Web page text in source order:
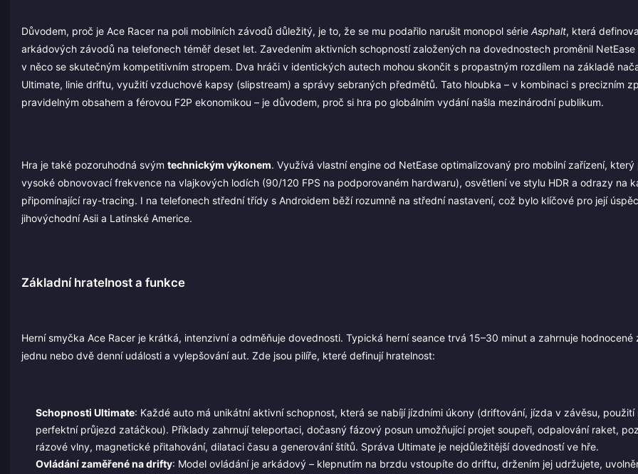
Důvodem, proč je Ace Racer na poli mobilních závodů důležitý, je to, že se mu podařilo narušit monopol série Asphalt, která
arkádových závodů na telefonech téměř deset let. Zavedením aktivních schopností založených na dovednostech proměnil
v něco se skutečným kompetitivním stropem. Dva hráči v identických autech mohou skončit s propastným rozdílem na základě
Ultimate, linie driftu, využití vzduchové kapsy (slipstream) a správy sebraných předmětů. Tato hloubka – v kombinaci s precizním
pravidelným obsahem a férovou F2P ekonomikou – je důvodem, proč si hra po globálním vydání našla mezinárodní publikum.
Hra je také pozoruhodná svým technickým výkonem. Využívá vlastní engine od NetEase optimalizovaný pro mobilní zařízení,
vysoké obnovovací frekvence na vlajkových lodích (90/120 FPS na podporovaném hardwaru), osvětlení ve stylu HDR a odrazy na
připomínající ray-tracing. I na telefonech střední třídy s Androidem běží rozumně na střední nastavení, což bylo klíčové pro její
jihovýchodní Asii a Latinské Americe.
Základní hratelnost a funkce
Herní smyčka Ace Racer je krátká, intenzivní a odměňuje dovednosti. Typická herní seance trvá 15–30 minut a zahrnuje hodnocené
jednu nebo dvě denní události a vylepšování aut. Zde jsou pilíře, které definují hratelnost:
Schopnosti Ultimate: Každé auto má unikátní aktivní schopnost, která se nabíjí jízdními úkony (driftování, jízda v závěsu, použití
perfektní průjezd zatáčkou). Příklady zahrnují teleportaci, dočasný fázový posun umožňující projet soupeři, odpalování raket,
rázové vlny, magnetické přitahování, dilataci času a generování štítů. Správa Ultimate je nejdůležitější dovedností ve hře.
Ovládání zaměřené na drifty: Model ovládání je arkádový – klepnutím na brzdu vstoupíte do driftu, držením jej udržujete,